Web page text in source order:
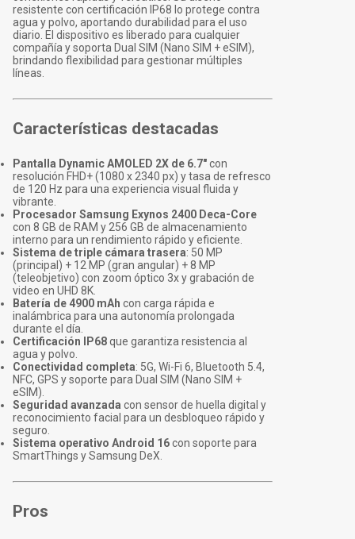
resistente con certificación IP68 lo protege contra
agua y polvo, aportando durabilidad para el uso
diario. El dispositivo es liberado para cualquier
compañía y soporta Dual SIM (Nano SIM + eSIM),
brindando flexibilidad para gestionar múltiples
líneas.
Características destacadas
Pantalla Dynamic AMOLED 2X de 6.7"con
resolución FHD+ (1080 x 2340 px) y tasa de refresco
de 120 Hz para una experiencia visual fluida y
vibrante.
Procesador Samsung Exynos 2400 Deca-Core
con 8 GB de RAM y 256 GB de almacenamiento
interno para un rendimiento rápido y eficiente.
Sistema de triple cámara trasera: 50 MP
(principal) + 12 MP (gran angular) + 8 MP
(teleobjetivo) con zoom óptico 3x y grabación de
video en UHD 8K.
Batería de 4900 mAh con carga rápida e
inalámbrica para una autonomía prolongada
durante el día.
Certificación IP68que garantiza resistencia al
agua y polvo.
Conectividad completa: 5G, Wi-Fi 6, Bluetooth 5.4,
NFC, GPS y soporte para Dual SIM (Nano SIM +
eSIM).
Seguridad avanzada con sensor de huella digital y
reconocimiento facial para un desbloqueo rápido y
seguro.
Sistema operativo Android 16con soporte para
SmartThings y Samsung DeX.
Pros